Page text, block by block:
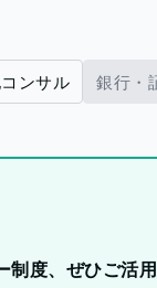
ンサル 銀行・
制度、ぜひご活